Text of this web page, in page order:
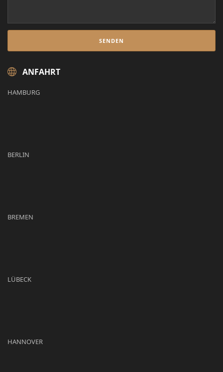
ANFAHRT
HAMBURG
BERLIN
BREMEN
LÜBECK
HANNOVER